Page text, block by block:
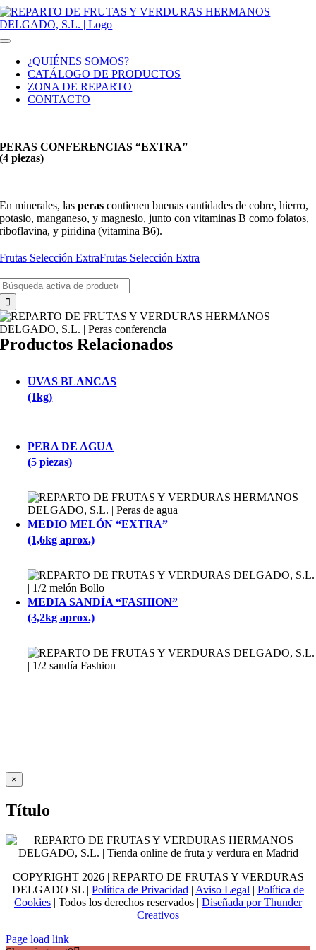
Saltar
al
contenido
Toggle
Navigation¿QUIÉNES SOMOS?
CATÁLOGO DE PRODUCTOS
ZONA DE REPARTO
CONTACTO
PERAS CONFERENCIAS “EXTRA”
(4 piezas)
En minerales, lasperas contienen buenas cantidades de cobre, hierro,
potasio, manganeso, y magnesio, junto con vitaminas B como folatos,
riboflavina, y piridina (vitamina B6).
Frutas Selección ExtraFrutas Selección Extra
Productos Relacionados
UVAS BLANCAS
(1kg)
PERA DE AGUA
(5 piezas)
MEDIO MELÓN “EXTRA”
(1,6kg aprox.)
MEDIA SANDÍA “FASHION”
(3,2kg aprox.)
Close
product
view
×
Título
COPYRIGHT 2026 | REPARTO DE FRUTAS Y VERDURAS
DELGADO SL | Política de Privacidad | Aviso Legal | Política de
Cookies | Todos los derechos reservados | Diseñada por Thunder
Creativos
Page load link